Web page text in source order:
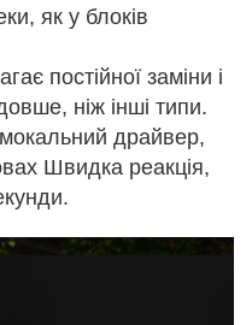
як у блоків
постійної заміни і
ніж інші типи.
драйвер,
Швидка реакція,